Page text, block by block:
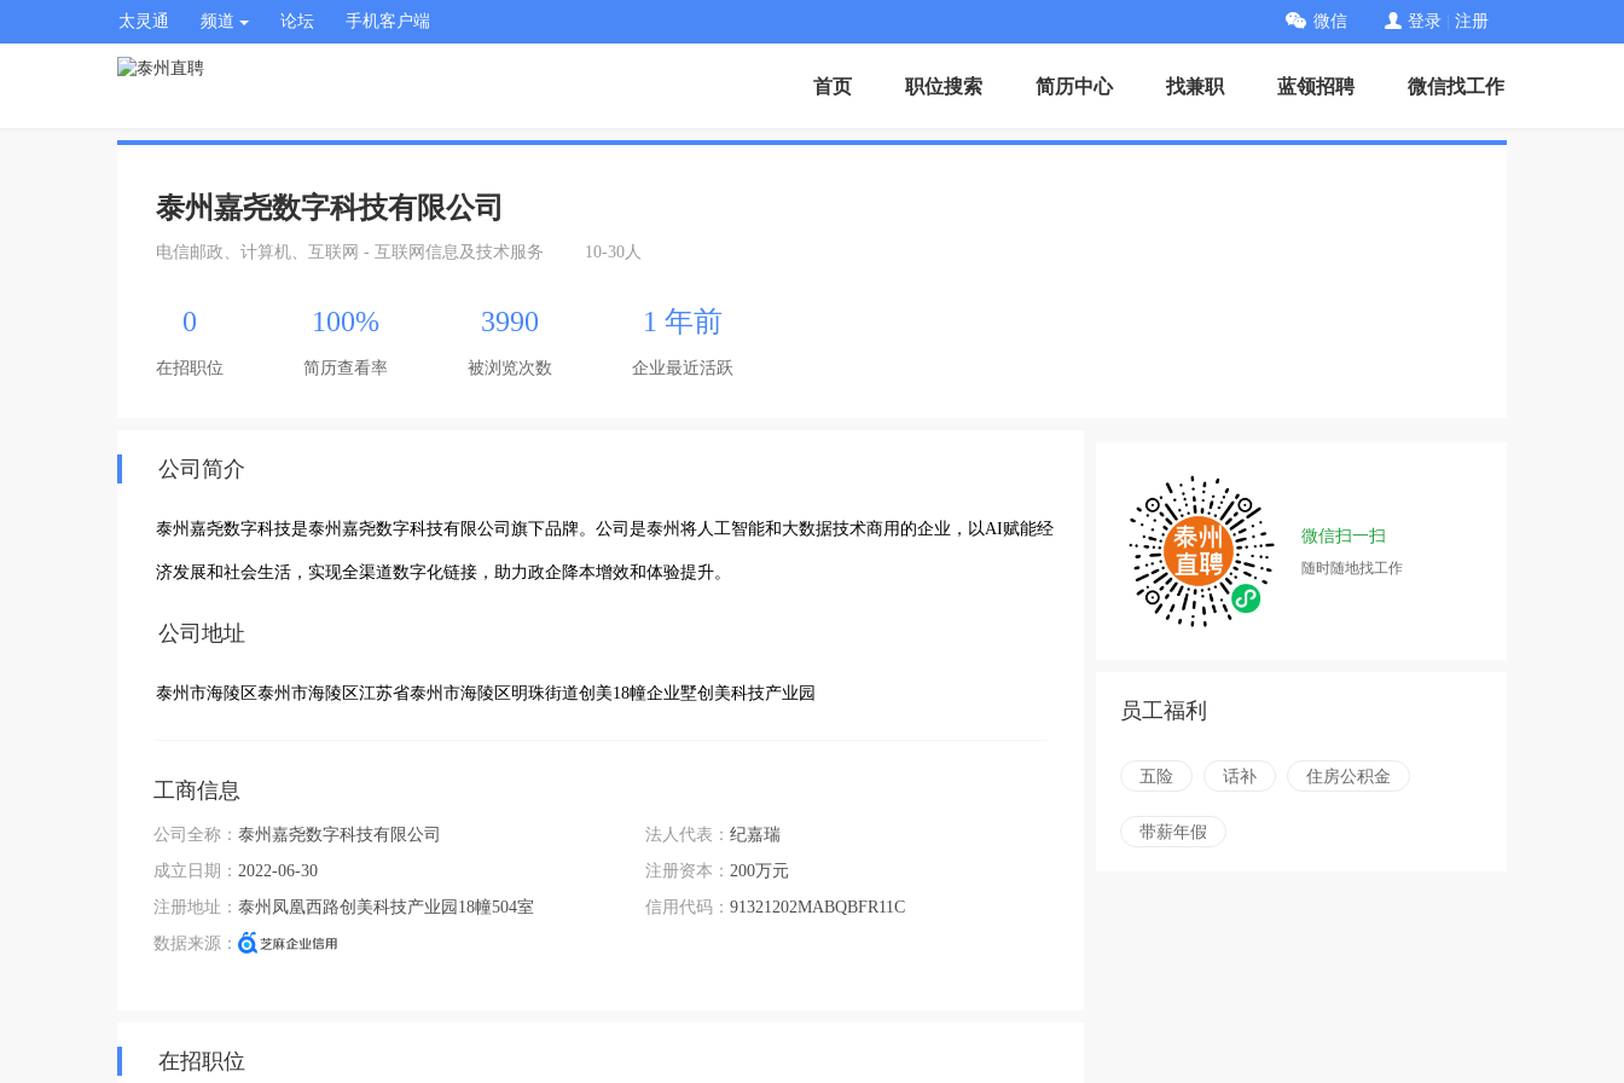
太灵通 频道 论坛 手机客户端 微信 登录 注册
首页 职位搜索 简历中心 找兼职 蓝领招聘 微信找工作
泰州嘉尧数字科技有限公司
电信邮政、计算机、互联网 - 互联网信息及技术服务 10-30人
0
在招职位
100%
简历查看率
3990
被浏览次数
1 年前
企业最近活跃
公司简介
泰州嘉尧数字科技是泰州嘉尧数字科技有限公司旗下品牌。公司是泰州将人工智能和大数据技术商用的企业，以AI赋能经
济发展和社会生活，实现全渠道数字化链接，助力政企降本增效和体验提升。
公司地址
泰州市海陵区泰州市海陵区江苏省泰州市海陵区明珠街道创美18幢企业墅创美科技产业园
工商信息
公司全称： 泰州嘉尧数字科技有限公司
成立日期： 2022-06-30
注册地址： 泰州凤凰西路创美科技产业园18幢504室
数据来源：
法人代表： 纪嘉瑞
注册资本： 200万元
信用代码： 91321202MABQBFR11C
在招职位
微信扫一扫
随时随地找工作
员工福利
五险 话补 住房公积金
带薪年假